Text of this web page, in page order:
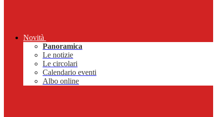
Novità
Panoramica
Le notizie
Le circolari
Calendario eventi
Albo online